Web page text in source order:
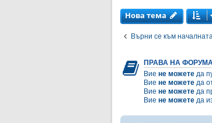
Нова тема
Върни се към
ПРАВА НА ФОРУМА
Вие не можете да
Вие не можете да
Вие не можете да
Вие не можете да